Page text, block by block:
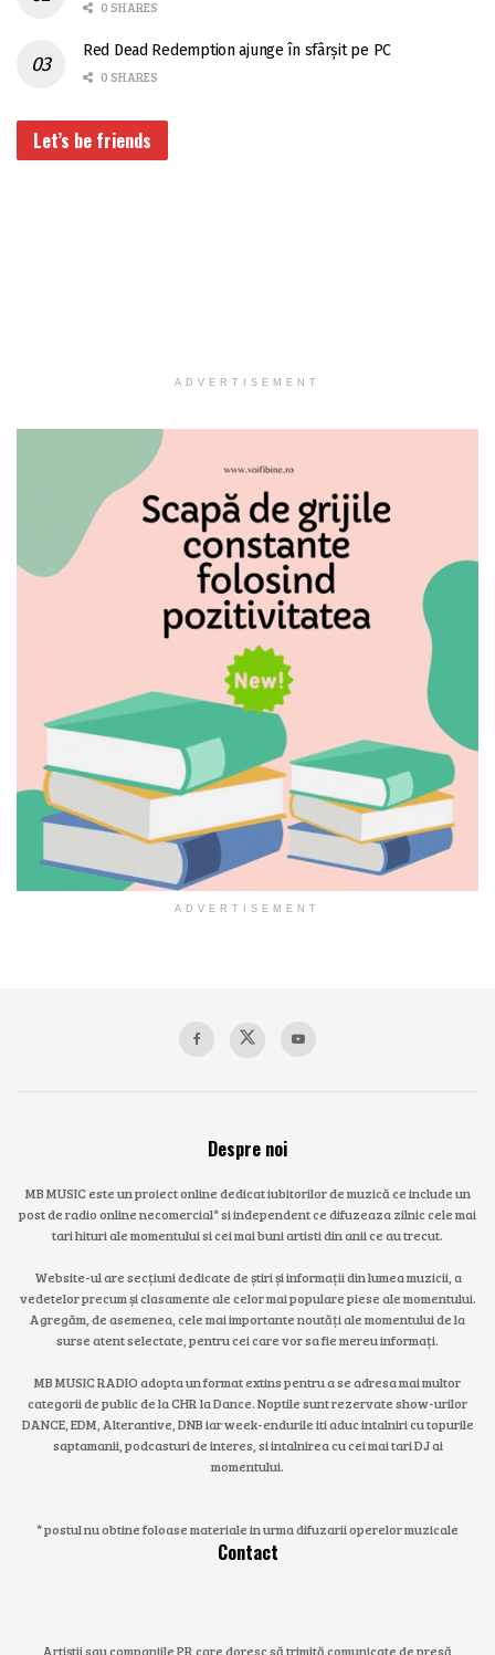
0 SHARES
Red Dead Redemption ajunge în sfârșit pe PC
0 SHARES
Let’s be friends
ADVERTISEMENT
ADVERTISEMENT
Despre noi
MB MUSIC este un proiect online dedicat iubitorilor de muzică ce include un
post de radio online necomercial* si independent ce difuzeaza zilnic cele mai
tari hituri ale momentului si cei mai buni artisti din anii ce au trecut.
Website-ul are secțiuni dedicate de știri și informații din lumea muzicii, a
vedetelor precum și clasamente ale celor mai populare piese ale momentului.
Agregăm, de asemenea, cele mai importante noutăți ale momentului de la
surse atent selectate, pentru cei care vor sa fie mereu informați.
MB MUSIC RADIO adopta un format extins pentru a se adresa mai multor
categorii de public de la CHR la Dance. Noptile sunt rezervate show-urilor
DANCE, EDM, Alterantive, DNB iar week-endurile iti aduc intalniri cu topurile
saptamanii, podcasturi de interes, si intalnirea cu cei mai tari DJ ai
momentului.
* postul nu obtine foloase materiale in urma difuzarii operelor muzicale
Contact
Artiștii sau companiile PR care doresc să trimită comunicate de presă